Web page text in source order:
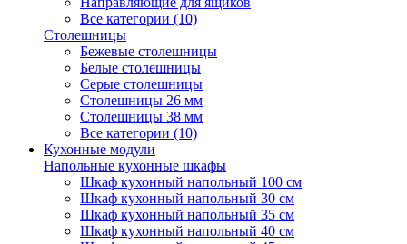
Все категории (10)
Столешницы
Бежевые столешницы
Белые столешницы
Серые столешницы
Столешницы 26 мм
Столешницы 38 мм
Все категории (10)
Кухонные модули
Напольные кухонные шкафы
Шкаф кухонный напольный 100 см
Шкаф кухонный напольный 30 см
Шкаф кухонный напольный 35 см
Шкаф кухонный напольный 40 см